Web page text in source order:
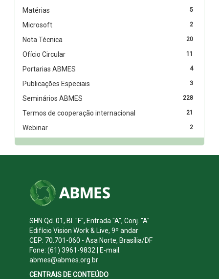
5
Matérias
2
Microsoft
20
Nota Técnica
11
Ofício Circular
4
Portarias ABMES
3
Publicações Especiais
228
Seminários ABMES
21
Termos de cooperação internacional
2
Webinar
SHN Qd. 01, Bl. "F", Entrada "A", Conj. "A"
Edifício Vision Work & Live, 9º andar
CEP: 70.701-060 - Asa Norte, Brasília/DF
Fone: (61) 3961-9832 | E-mail:
abmes@abmes.org.br
CENTRAIS DE CONTEÚDO